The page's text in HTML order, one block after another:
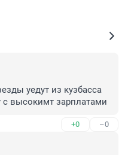
уедут из кузбасса
с высокимт зарплатами
+0 –0